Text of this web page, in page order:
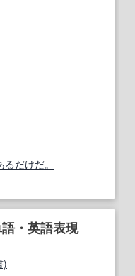
だけだ。
・英語表現
)